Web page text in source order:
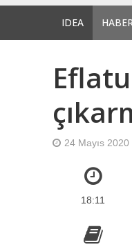
IDEA
24 Mayıs 2020
18:11